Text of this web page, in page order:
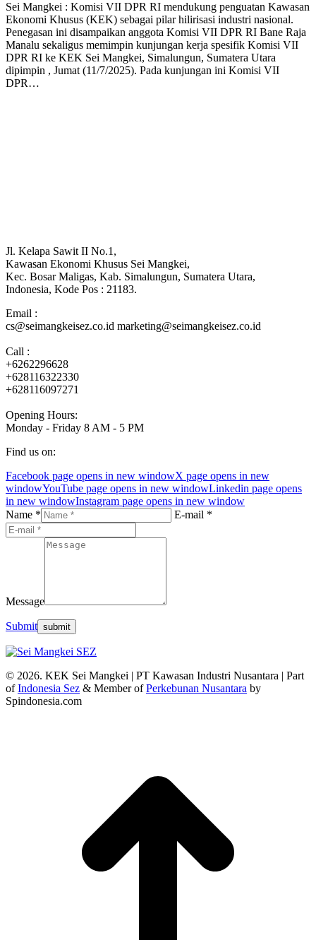
Sei Mangkei : Komisi VII DPR RI mendukung penguatan Kawasan
Ekonomi Khusus (KEK) sebagai pilar hilirisasi industri nasional.
Penegasan ini disampaikan anggota Komisi VII DPR RI Bane Raja
Manalu sekaligus memimpin kunjungan kerja spesifik Komisi VII
DPR RI ke KEK Sei Mangkei, Simalungun, Sumatera Utara
dipimpin , Jumat (11/7/2025). Pada kunjungan ini Komisi VII
DPR…
Jl. Kelapa Sawit II No.1,
Kawasan Ekonomi Khusus Sei Mangkei,
Kec. Bosar Maligas, Kab. Simalungun, Sumatera Utara,
Indonesia, Kode Pos : 21183.
Email :
cs@seimangkeisez.co.id marketing@seimangkeisez.co.id
Call :
+6262296628
+628116322330
+628116097271
Opening Hours:
Monday - Friday 8 AM - 5 PM
Find us on:
Facebook page opens in new windowX page opens in new
windowYouTube page opens in new windowLinkedin page opens
in new windowInstagram page opens in new window
Name *
E-mail *
Message
Submit
© 2026. KEK Sei Mangkei | PT Kawasan Industri Nusantara | Part
ofIndonesia Sez & Member ofPerkebunan Nusantara by
Spindonesia.com